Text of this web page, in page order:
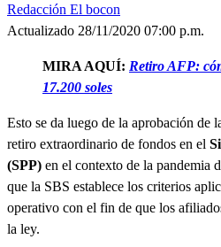
Redacción El bocon
Actualizado 28/11/2020 07:00 p.m.
MIRA AQUÍ: Retiro AFP:
17.200 soles
Esto se da luego de la aprobación de
retiro extraordinario de fondos en el
(SPP) en el contexto de la
que la SBS establece los criterios
operativo con el fin de que los
la ley.